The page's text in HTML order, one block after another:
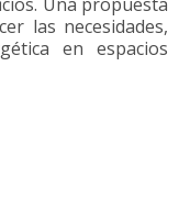
las necesidades,
en espacios